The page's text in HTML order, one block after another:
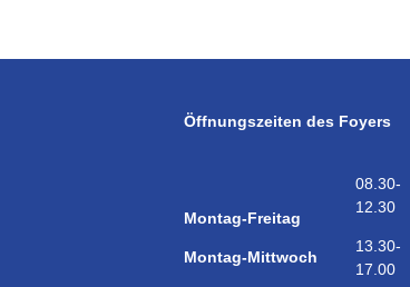
Öffnungszeiten des Foyers
Montag-Freitag
Montag-Mittwoch
08.30-
12.30
13.30-
17.00